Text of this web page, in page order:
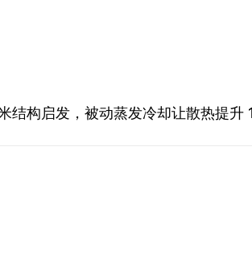
结构启发，被动蒸发冷却让散热提升